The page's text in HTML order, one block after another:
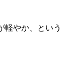
軽やか、という